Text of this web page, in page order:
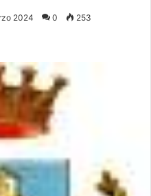
2024 0 253